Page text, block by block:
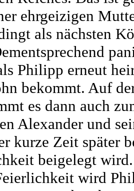
ehrgeizigen
als nächsten
Philipp erneut
bekommt. Auf
es dann auch
Alexander und
kurze Zeit später
beigelegt
wird